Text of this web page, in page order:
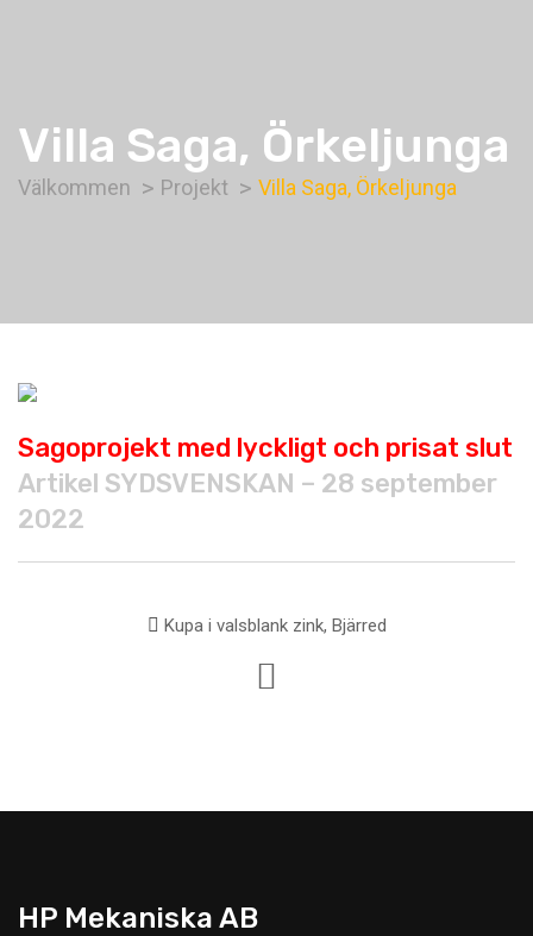
Villa Saga, Örkeljunga
Välkommen Projekt Villa Saga, Örkeljunga
Sagoprojekt med lyckligt och prisat slut
Artikel SYDSVENSKAN – 28 september
2022
Kupa i valsblank zink, Bjärred
HP Mekaniska AB